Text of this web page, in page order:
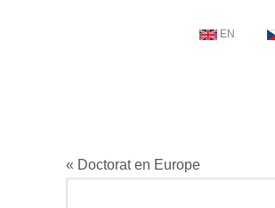
EN
« Doctorat en Europe